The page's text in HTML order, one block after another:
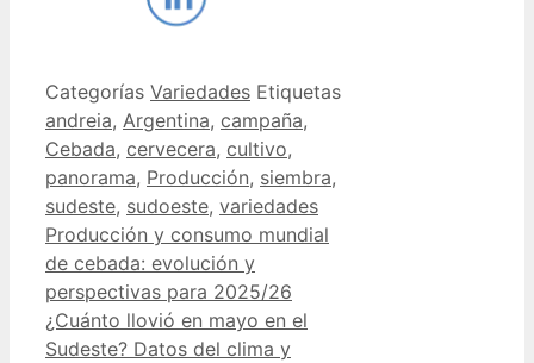
Categorías Variedades Etiquetas
andreia, Argentina, campaña,
Cebada, cervecera, cultivo,
panorama, Producción, siembra,
sudeste, sudoeste, variedades
Producción y consumo mundial
de cebada: evolución y
perspectivas para 2025/26
¿Cuánto llovió en mayo en el
Sudeste? Datos del clima y